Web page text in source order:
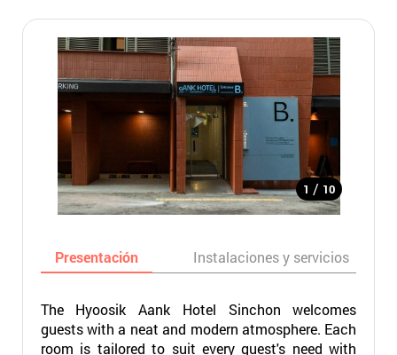
1 / 10
Presentación Instalaciones y servicios
The Hyoosik Aank Hotel Sinchon welcomes
guests with a neat and modern atmosphere. Each
room is tailored to suit every guest's need with